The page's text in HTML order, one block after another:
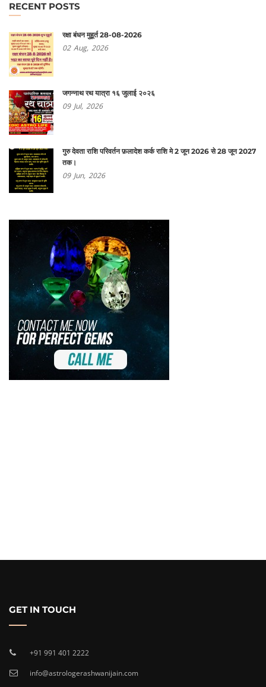
RECENT POSTS
रक्षा बंधन मुहूर्त 28-08-2026
02 Aug, 2026
जगन्नाथ रथ यात्रा १६ जुलाई २०२६
09 Jul, 2026
गुरु देवता राशि परिवर्तन फ़लादेश कर्क राशि मे 2 जून 2026 से 28 जून 2027
तक।
09 Jun, 2026
GET IN TOUCH
+91 991 401 2222
info@astrologerashwanijain.com